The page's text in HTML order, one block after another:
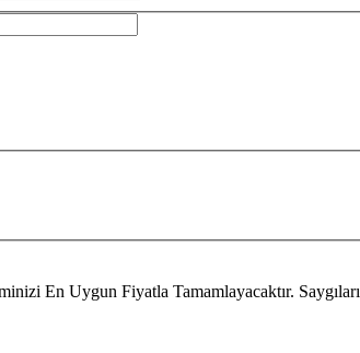
En Uygun Fiyatla Tamamlayacaktır.